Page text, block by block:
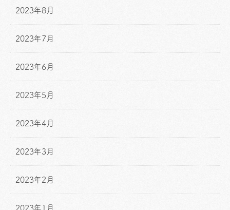
2023年8月
2023年7月
2023年6月
2023年5月
2023年4月
2023年3月
2023年2月
2023年1月